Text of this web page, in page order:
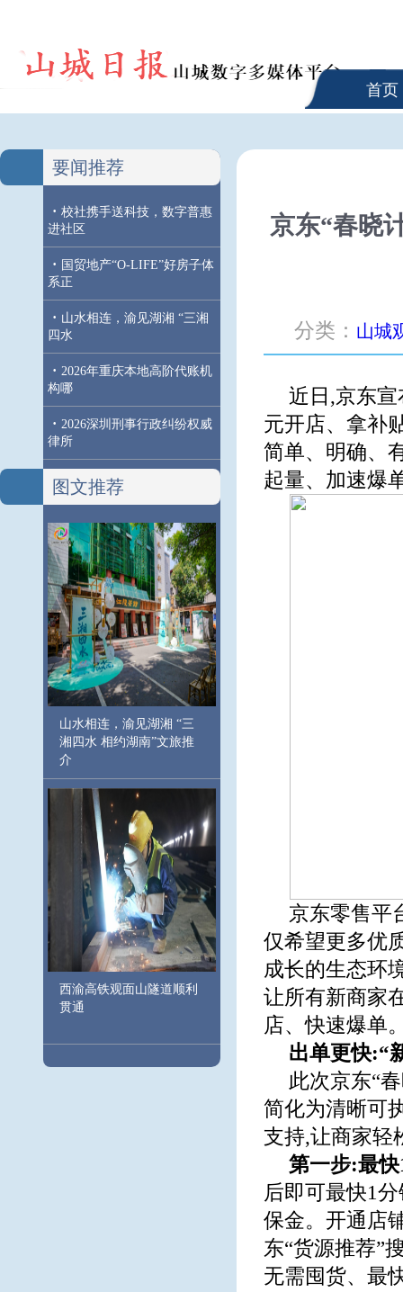
首页
要闻推荐
· 校社携手送科技，数字普惠
进社区
· 国贸地产“O-LIFE”好房子体
系正
· 山水相连，渝见湖湘 “三湘
四水
· 2026年重庆本地高阶代账机
构哪
· 2026深圳刑事行政纠纷权威
律所
图文推荐
山水相连，渝见湖湘 “三
湘四水 相约湖南”文旅推
介
西渝高铁观面山隧道顺利
贯通
京东“春晓
分类： 山城
近日,京东宣
元开店、拿补
简单、明确、
起量、加速爆
京东零售平
仅希望更多优
成长的生态环
让所有新商家
店、快速爆单
出单更快:“
此次京东“
简化为清晰可
支持,让商家轻
第一步:最
后即可最快1
保金。开通店
东“货源推荐”
无需囤货、最